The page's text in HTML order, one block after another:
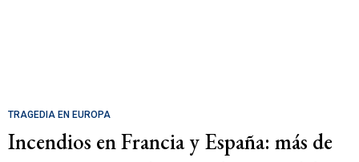
TRAGEDIA EN EUROPA
Incendios en Francia y España: más de